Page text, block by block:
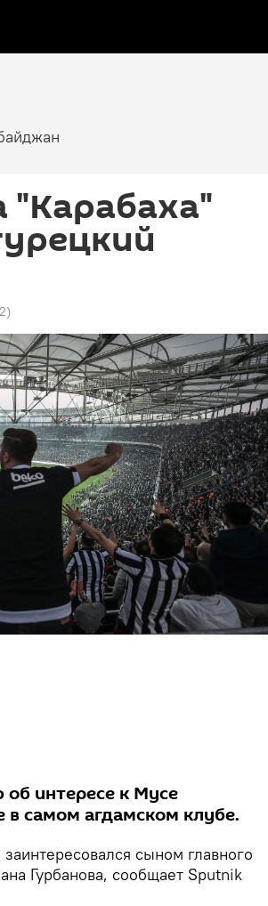
)
интересе к Мусе
в самом агдамском клубе.
сыном главного
Гурбанова, сообщает Sputnik